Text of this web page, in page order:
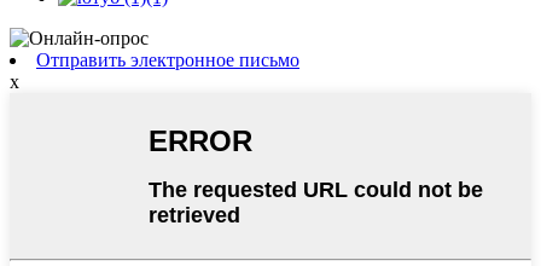
Отправить электронное письмо
x